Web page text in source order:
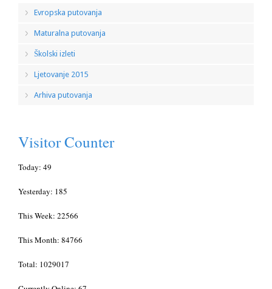
Evropska putovanja
Maturalna putovanja
Školski izleti
Ljetovanje 2015
Arhiva putovanja
Visitor Counter
Today: 49
Yesterday: 185
This Week: 22566
This Month: 84766
Total: 1029017